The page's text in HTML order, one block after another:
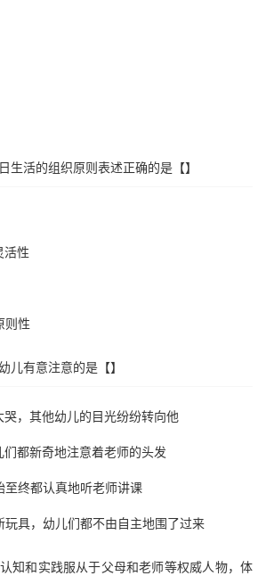
生活的组织原则表述正确的是【】
活性
则性
儿有意注意的是【】
，其他幼儿的目光纷纷转向他
都新奇地注意着老师的头发
至终都认真地听老师讲课
玩具，幼儿们都不由自主地围了过来
知和实践服从于父母和老师等权威人物，体